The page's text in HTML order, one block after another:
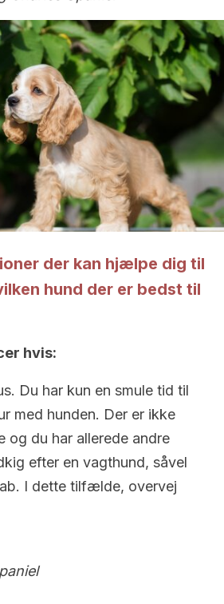
der kan hjælpe dig til
hund der er bedst til
hvis:
Du har kun en smule tid til
med hunden. Der er ikke
og du har allerede andre
efter en vagthund, såvel
I dette tilfælde, overvej